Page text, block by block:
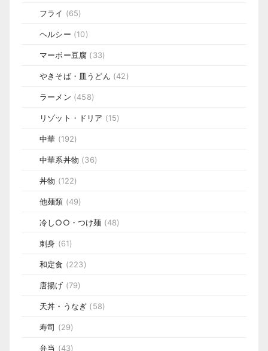
フライ (65)
ヘルシー (10)
マーボー豆腐 (33)
やきそば・皿うどん (42)
ラーメン (458)
リゾット・ドリア (15)
中華 (192)
中華系丼物 (36)
丼物 (122)
他麺類 (49)
冷し○○・つけ麺 (48)
刺身 (61)
和定食 (223)
唐揚げ (79)
天丼・うなぎ (58)
寿司 (29)
弁当 (43)